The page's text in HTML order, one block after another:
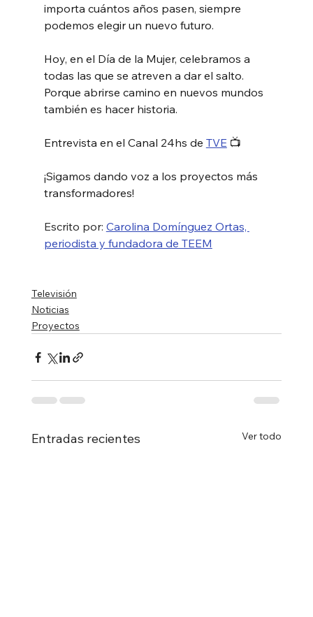
importa cuántos años pasen, siempre
podemos elegir un nuevo futuro.
Hoy, en el Día de la Mujer, celebramos a
todas las que se atreven a dar el salto.
Porque abrirse camino en nuevos mundos
también es hacer historia.
Entrevista en el Canal 24hs de TVE 📺
¡Sigamos dando voz a los proyectos más
transformadores!
Escrito por: Carolina Domínguez Ortas,
periodista y fundadora de TEEM
Televisión
Noticias
Proyectos
Entradas recientes Ver todo